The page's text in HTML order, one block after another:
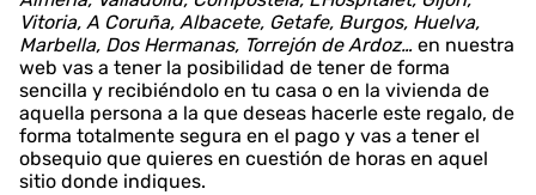
Vitoria, A Coruña, Albacete, Getafe, Burgos, Huelva,
Marbella, Dos Hermanas, Torrejón de Ardoz… en nuestra
web vas a tener la posibilidad de tener de forma
sencilla y recibiéndolo en tu casa o en la vivienda de
aquella persona a la que deseas hacerle este regalo, de
forma totalmente segura en el pago y vas a tener el
obsequio que quieres en cuestión de horas en aquel
sitio donde indiques.